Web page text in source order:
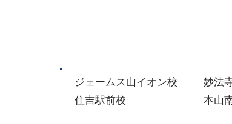
ジェームス山イオン校
住吉駅前校
妙法
本山